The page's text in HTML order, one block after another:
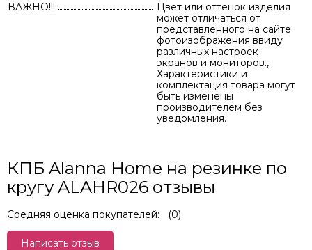
ВАЖНО!!!
Цвет или оттенок изделия
может отличаться от
представленного на сайте
фотоизображения ввиду
различных настроек
экранов и мониторов.,
Характеристики и
комплектация товара могут
быть изменены
производителем без
уведомления.
КПБ Alanna Home на резинке по
кругу ALAHR026 отзывы
Средняя оценка покупателей: (0)
Написать отзыв